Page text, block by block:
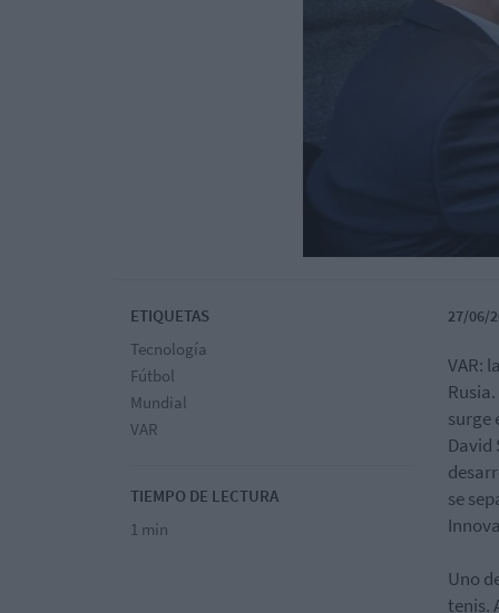
ETIQUETAS
Tecnología
Fútbol
Mundial
VAR
TIEMPO DE LECTURA
1 min
27/06/
VAR:
surge
David
se
Uno
tenis.